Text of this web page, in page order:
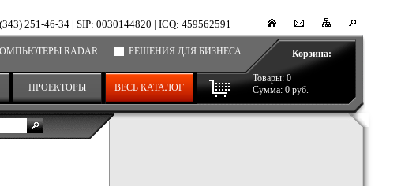
Корзина:
Товары: 0
Сумма: 0 руб.
251-46-34 | SIP: 0030144820 | ICQ: 459562591
RADAR РЕШЕНИЯ ДЛЯ БИЗНЕСА
ПРОЕКТОРЫ ВЕСЬ КАТАЛОГ